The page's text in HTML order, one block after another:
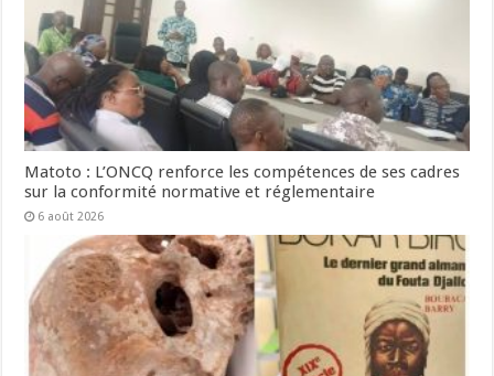
Matoto : L’ONCQ renforce les compétences de ses cadres
sur la conformité normative et réglementaire
6 août 2026